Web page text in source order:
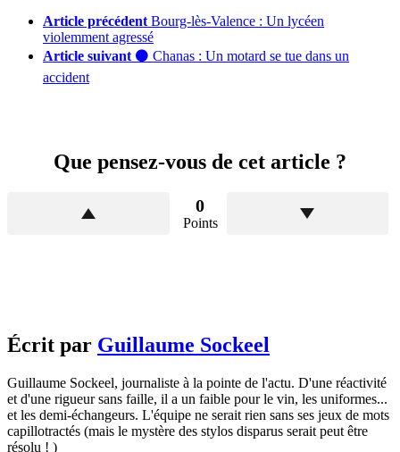
Article précédent Bourg-lès-Valence : Un lycéen
violemment agressé
Article suivant ⚫ Chanas : Un motard se tue dans un
accident
Que pensez-vous de cet article ?
0
Points
Écrit par Guillaume Sockeel
Guillaume Sockeel, journaliste à la pointe de l'actu. D'une réactivité
et d'une rigueur sans faille, il a un faible pour le vin, les uniformes...
et les demi-échangeurs. L'équipe ne serait rien sans ses jeux de mots
capillotractés (mais le mystère des stylos disparus serait peut être
résolu ! )